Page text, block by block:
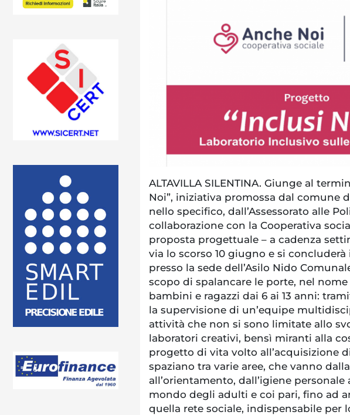
ALTAVILLA SILENTINA. Giunge al
Noi”, iniziativa promossa dal comune
nello specifico, dall’Assessorato alle
collaborazione con la Cooperativa
proposta progettuale – a cadenza
via lo scorso 10 giugno e si concluderà
presso la sede dell’Asilo Nido
scopo di spalancare le porte, nel nome
bambini e ragazzi dai 6 ai 13 anni:
la supervisione di un’equipe
attività che non si sono limitate allo
laboratori creativi, bensì miranti alla
progetto di vita volto all’acquisizione
spaziano tra varie aree, che vanno
all’orientamento, dall’igiene personale
mondo degli adulti e coi pari, fino ad
quella rete sociale, indispensabile per